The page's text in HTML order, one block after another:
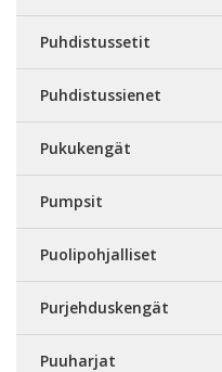
Puhdistussetit
Puhdistussienet
Pukukengät
Pumpsit
Puolipohjalliset
Purjehduskengät
Puuharjat